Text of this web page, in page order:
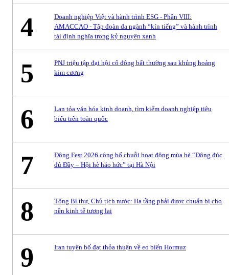
4
Doanh nghiệp Việt và hành trình ESG - Phần VIII:
AMACCAO - Tập đoàn đa ngành “kín tiếng” và hành trình
tái định nghĩa trong kỷ nguyên xanh
5
PNJ triệu tập đại hội cổ đông bất thường sau khủng hoảng
kim cương
6
Lan tỏa văn hóa kinh doanh, tìm kiếm doanh nghiệp tiêu
biểu trên toàn quốc
7
Đông Fest 2026 công bố chuỗi hoạt động mùa hè “Đông đúc
đủ Đầy – Hội hè háo hức” tại Hà Nội
8
Tổng Bí thư, Chủ tịch nước: Hạ tầng phải được chuẩn bị cho
nền kinh tế tương lai
9 Iran tuyên bố đạt thỏa thuận về eo biển Hormuz